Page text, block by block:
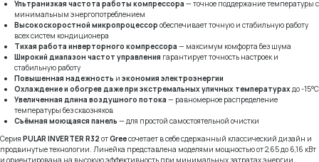
Ультранизкая частота работы компрессора — точное поддержание температуры с
минимальным энергопотреблением
Высокоскоростной микропроцессор обеспечивает точную и стабильную работу
всех систем кондиционера
Тихая работа инверторного компрессора — максимум комфорта без шума
Широкий диапазон частот управления гарантирует точность настроек и
стабильную работу
Повышенная надежность и экономия электроэнергии
Охлаждение и обогрев даже при экстремальных уличных температурахдо -15°C
Увеличенная длина воздушного потока — равномерное распределение
температуры без сквозняков
Съёмная моющаяся панель — для простой самостоятельной очистки
Серия PULAR INVERTER R32 отGreeсочетает в себе сдержанный классический дизайн и
продвинутые технологии. Линейка представлена моделями мощностью от 2,65 до 6,16 кВт
и ориентирована на высокую эффективность при минимальных затратах энергии.